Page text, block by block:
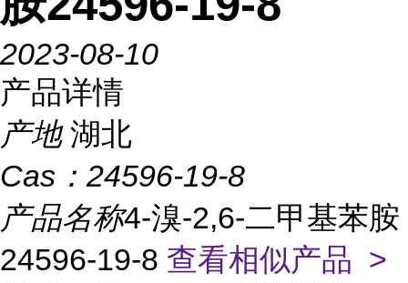
2023-08-10
产品详情
产地 湖北
Cas： 24596-19-8
产品名称4-溴-2,6-二甲基苯胺
24596-19-8 查看相似产品 >